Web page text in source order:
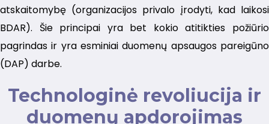
atskaitomybę (organizacijos privalo įrodyti, kad laikosi
BDAR). Šie principai yra bet kokio atitikties požiūrio
pagrindas ir yra esminiai duomenų apsaugos pareigūno
(DAP) darbe.
Technologinė revoliucija ir
duomenų apdorojimas